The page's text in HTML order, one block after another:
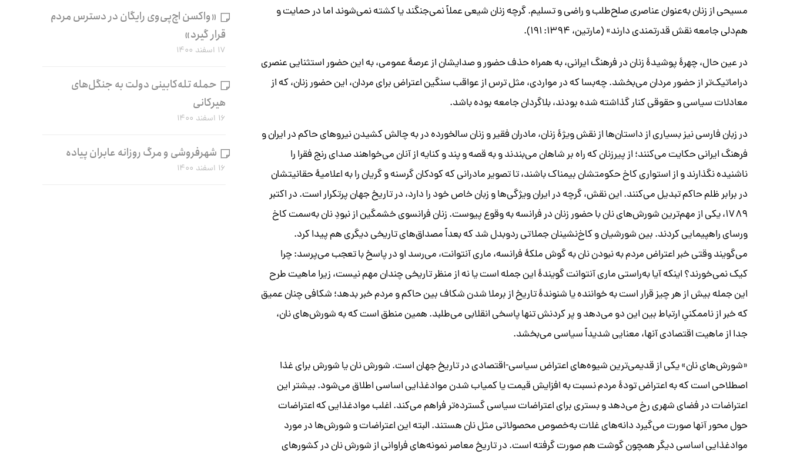
مسیحی از زنان به‌عنوان عناصری صلح‌طلب و راضی و تسلیم. گرچه زنان شیعی عملاً نمی‌جنگند یا کشته نمی‌شوند اما در حمایت و
هم‌دلی جامعه نقش قدرتمندی دارند» (مارتین، ۱۳۹۴: ۱۹۱).
در عین حال، چهرۀ پوشیدۀ زنان در فرهنگ ایرانی، به همراه حذف حضور و صدایشان از عرصۀ عمومی، به این حضور استثنایی عنصری
دراماتیک‌تر از حضور مردان می‌بخشد. چه‌بسا که در مواردی، مثل ترس از عواقب سنگین اعتراض برای مردان، این حضور زنان، که از
معادلات سیاسی و حقوقی کنار گذاشته شده بودند، بلاگردان جامعه بوده باشد.
در زبان فارسی نیز بسیاری از داستان‌ها از نقش ویژۀ زنان، مادران فقیر و زنان سالخورده در به چالش کشیدن نیروهای حاکم در ایران و
فرهنگ ایرانی حکایت می‌کنند؛ از پیر‌زنان که راه بر شاهان می‌بندند و به قصه و پند و کنایه از آنان می‌خواهند صدای رنج فقرا را
ناشنیده نگذارند و از استواری کاخ حکومتشان بیمناک باشند، تا تصویر مادرانی که کودکان گرسنه و گریان را به اعلامیۀ حقانیتشان
در برابر ظلم حاکم تبدیل می‌کنند. این نقش، گرچه در ایران ویژگی‌ها و زبان خاص خود را دارد، در تاریخ جهان پر‌تکرار است. در اکتبر
۱۷۸۹، یکی از مهم‌ترین شورش‌های نان با حضور زنان در فرانسه به وقوع پیوست. زنان فرانسوی خشمگین از نبودِ نان به‌سمت کاخ
ورسای راهپیمایی کردند. بین شورشیان و کاخ‌نشینان جملاتی رد‌و‌بدل شد که بعداً مصداق‌های تاریخی دیگری هم پیدا کرد.
می‌گویند وقتی خبر اعتراض مردم به نبودن نان به گوش ملکۀ فرانسه، ماری آنتوانت، می‌رسد او در پاسخ با تعجب می‌پرسد: چرا
کیک نمی‌خورند؟ اینکه آیا به‌راستی ماری آنتوانت گویندۀ این جمله است یا نه از منظر تاریخی چندان مهم نیست، زیرا ماهیت طرح
این جمله بیش از هر چیز قرار است به خواننده یا شنوندۀ تاریخ از برملا شدن شکاف بین حاکم و مردم خبر بدهد؛ شکافی چنان عمیق
که خبر از ناممکنیِ ارتباط بین این دو می‌دهد و پر کردنش تنها پاسخی انقلابی می‌طلبد. همین منطق است که به شورش‌های نان،
جدا از ماهیت اقتصادی آنها، معنایی شدیداً سیاسی می‌بخشد.
«شورش‌های نان» یکی از قدیمی‌ترین شیوه‌های اعتراض سیاسی-اقتصادی در تاریخ جهان است. شورش نان یا شورش برای غذا
اصطلاحی است که به اعتراض تودۀ مردم نسبت به افزایش قیمت یا کمیاب شدن موادغذایی اساسی اطلاق می‌شود. بیشتر این
اعتراضات در فضای شهری رخ می‌دهد و بستری برای اعتراضات سیاسی گسترده‌تر فراهم می‌کند. اغلب مواد‌غذایی که اعتراضات
حول محور آنها صورت می‌گیرد دانه‌های غلات به‌خصوص محصولاتی مثل نان هستند. البته این اعتراضات و شورش‌ها در مورد
موادغذایی اساسی دیگر همچون گوشت هم صورت گرفته است. در تاریخ معاصر نمونه‌های فراوانی از شورش‌ نان در کشورهای
«واکسن اچ‌پی‌وی رایگان در دسترس مردم
قرار گیرد»
۱۷ اسفند ۱۴۰۰
حمله تله‌کابینی دولت به جنگل‌های
هیرکانی
۱۶ اسفند ۱۴۰۰
شهرفروشی و مرگ روزانه عابران پیاده
۱۶ اسفند ۱۴۰۰